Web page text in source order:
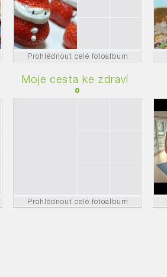
Prohlédnout celé fotoalbum
Moje cesta ke zdraví
0
Prohlédnout celé fotoalbum